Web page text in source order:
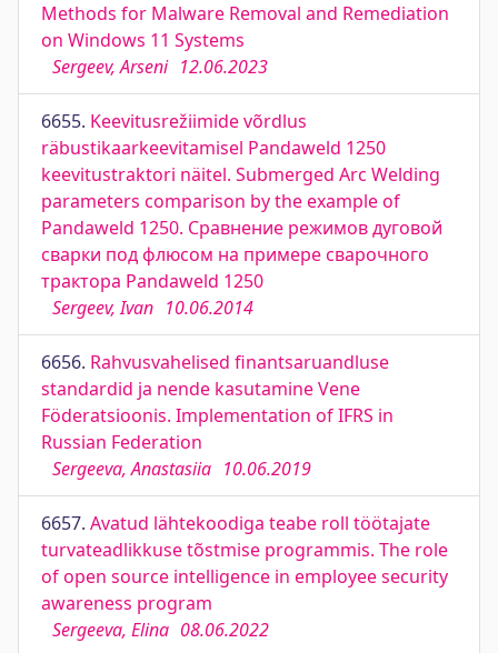
Methods for Malware Removal and Remediation
on Windows 11 Systems
Sergeev, Arseni 12.06.2023
6655. Keevitusrežiimide võrdlus
räbustikaarkeevitamisel Pandaweld 1250
keevitustraktori näitel. Submerged Arc Welding
parameters comparison by the example of
Pandaweld 1250. Сравнение режимов дуговой
сварки под флюсом на примере сварочного
трактора Pandaweld 1250
Sergeev, Ivan 10.06.2014
6656. Rahvusvahelised finantsaruandluse
standardid ja nende kasutamine Vene
Föderatsioonis. Implementation of IFRS in
Russian Federation
Sergeeva, Anastasiia 10.06.2019
6657. Avatud lähtekoodiga teabe roll töötajate
turvateadlikkuse tõstmise programmis. The role
of open source intelligence in employee security
awareness program
Sergeeva, Elina 08.06.2022